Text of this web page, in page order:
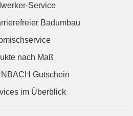
Service
Badumbau
nach Maß
Gutschein
im Überblick